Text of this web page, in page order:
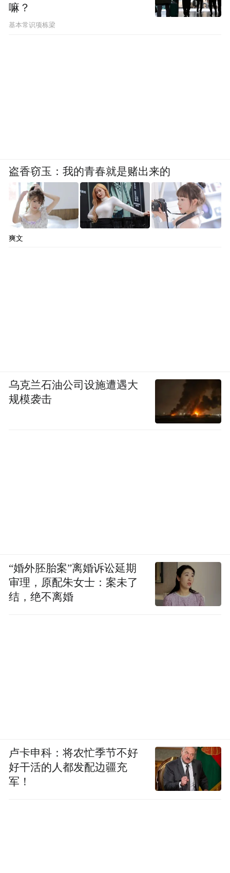
嘛？
基本常识项栋梁
盗香窃玉：我的青春就是赌出来的
爽文
乌克兰石油公司设施遭遇大
规模袭击
“婚外胚胎案”离婚诉讼延期
审理，原配朱女士：案未了
结，绝不离婚
卢卡申科：将农忙季节不好
好干活的人都发配边疆充
军！